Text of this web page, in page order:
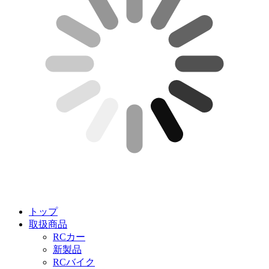
トップ
取扱商品
RCカー
新製品
RCバイク